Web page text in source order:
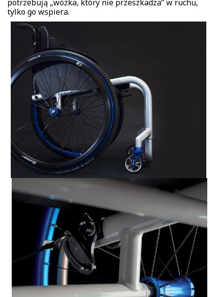
potrzebują „wózka, który nie przeszkadza” w ruchu,
tylko go wspiera.